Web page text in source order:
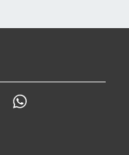
Telegram